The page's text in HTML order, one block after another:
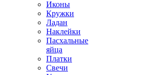
Иконы
Кружки
Ладан
Наклейки
Пасхальные
яйца
Платки
Свечи